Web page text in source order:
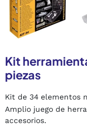
Kit
piezas
Kit de 34 elementos
Amplio juego de
accesorios.